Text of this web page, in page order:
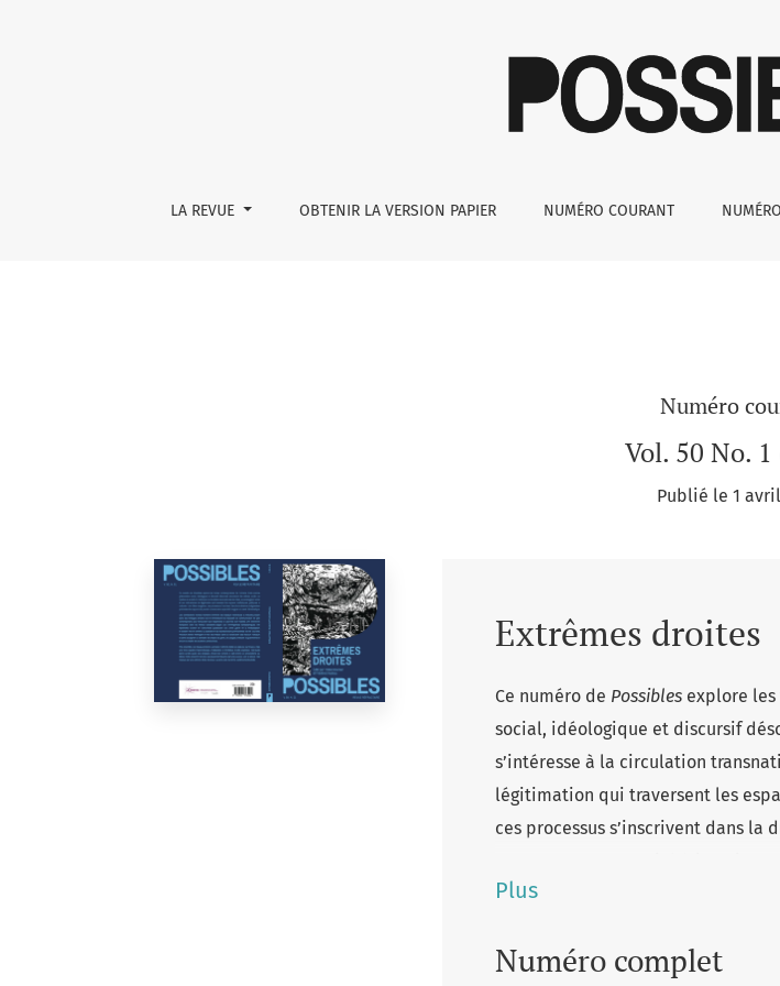
LA REVUE OBTENIR LA VERSION PAPIER NUMÉRO COURANT
Numéro
Vol. 50 No. 1
Publié le 1
Extrêmes droites
Ce numéro de Possibles explore
social, idéologique et discursif
s’intéresse à la circulation
légitimation qui traversent les
ces processus s’inscrivent dans
Les contributions réunies
Plus
Numéro complet